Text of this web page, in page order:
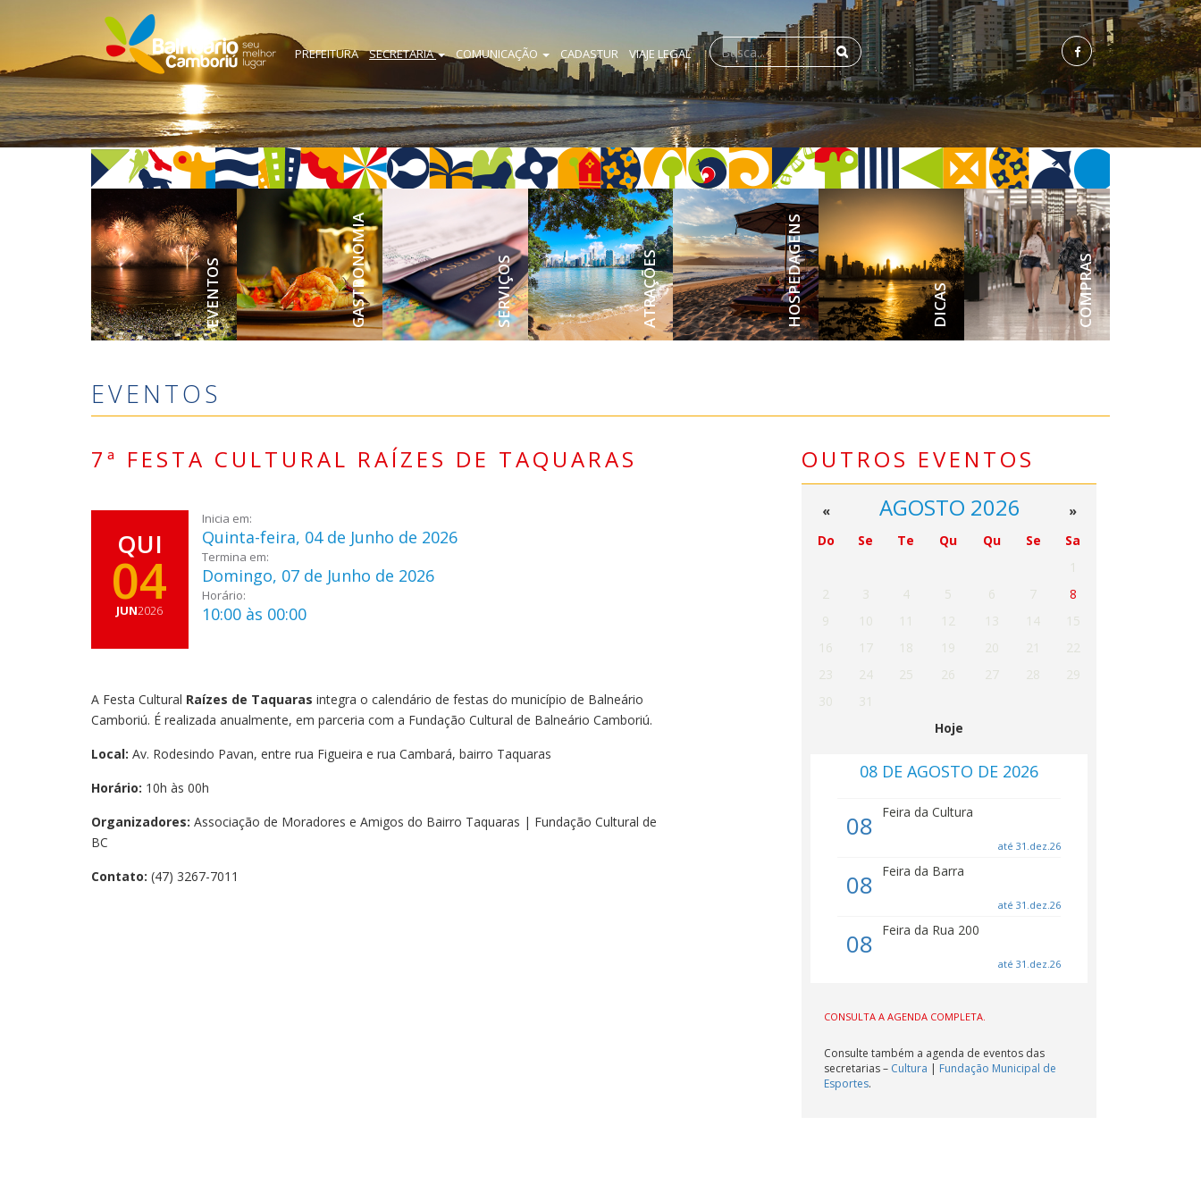
PREFEITURA SECRETARIA COMUNICAÇÃO CADASTUR VIAJE LEGAL
EVENTOS GASTRONOMIA SERVIÇOS ATRAÇÕES HOSPEDAGENS DICAS COMPRAS
EVENTOS
7ª FESTA CULTURAL RAÍZES DE TAQUARAS
QUI
04
JUN2026
Inicia em:
Quinta-feira, 04 de Junho de 2026
Termina em:
Domingo, 07 de Junho de 2026
Horário:
10:00 às 00:00
A Festa Cultural Raízes de Taquaras integra o calendário de festas do município de Balneário
Camboriú. É realizada anualmente, em parceria com a Fundação Cultural de Balneário Camboriú.
Local: Av. Rodesindo Pavan, entre rua Figueira e rua Cambará, bairro Taquaras
Horário: 10h às 00h
Organizadores: Associação de Moradores e Amigos do Bairro Taquaras | Fundação Cultural de
BC
Contato: (47) 3267-7011
OUTROS EVENTOS
« AGOSTO 2026
»
Do
Se Te Qu Qu Se
Sa
1
2
3 4 5 6 7
8
9
10 11 12 13 14
15
16
17 18 19 20 21
22
23
24 25 26 27 28
29
30
31
Hoje
08 DE AGOSTO DE 2026
08 Feira da Cultura
até 31.dez.26
08 Feira da Barra
até 31.dez.26
08 Feira da Rua 200
até 31.dez.26
CONSULTA A AGENDA COMPLETA.
Consulte também a agenda de eventos das
secretarias – Cultura | Fundação Municipal de
Esportes.